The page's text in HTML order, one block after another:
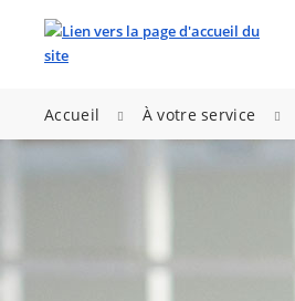
Accueil À votre service